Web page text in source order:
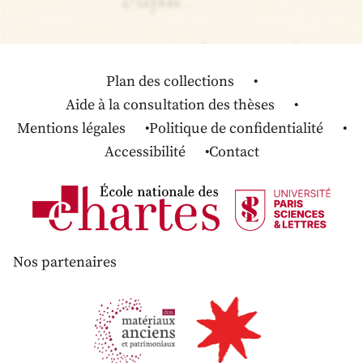
Plan des collections
Aide à la consultation des thèses
Mentions légales
Politique de confidentialité
Accessibilité
Contact
Nos partenaires